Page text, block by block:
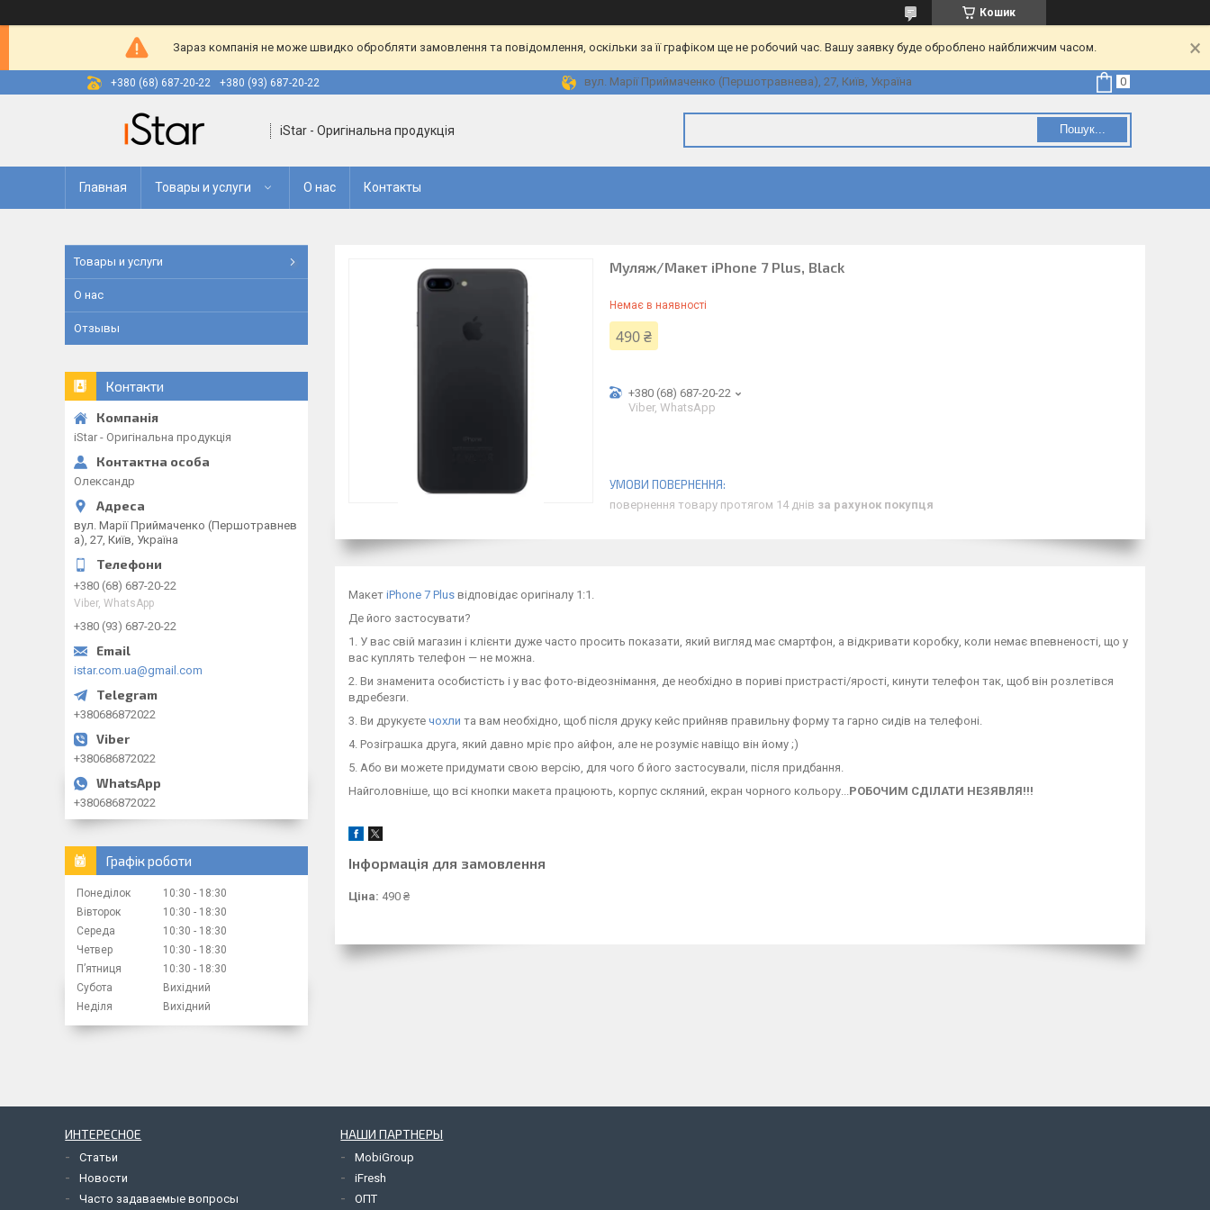
Кошик
Зараз компанія не може швидко обробляти замовлення та повідомлення, оскільки за її графіком ще не робочий час. Вашу заявку буде оброблено найближчим часом.
+380 (68) 687-20-22 +380 (93) 687-20-22 вул. Марії Приймаченко (Першотравнева), 27, Київ, Україна
iStar - Оригінальна продукція Пошук...
Главная Товары и услуги О нас Контакты
Муляж/Макет iPhone 7 Plus, Black
Немає в наявності
490 ₴
+380 (68) 687-20-22
Viber, WhatsApp
повернення товару протягом 14 днів за рахунок покупця
Макет iPhone 7 Plus відповідає оригіналу 1:1.
Де його застосувати?
1. У вас свій магазин і клієнти дуже часто просить показати, який вигляд має смартфон, а відкривати коробку, коли немає впевненості, що у
вас куплять телефон — не можна.
2. Ви знаменита особистість і у вас фото-відеознімання, де необхідно в пориві пристрасті/ярості, кинути телефон так, щоб він розлетівся
вдребезги.
3. Ви друкуєте чохли та вам необхідно, щоб після друку кейс прийняв правильну форму та гарно сидів на телефоні.
4. Розіграшка друга, який давно мріє про айфон, але не розуміє навіщо він йому ;)
5. Або ви можете придумати свою версію, для чого б його застосували, після придбання.
Найголовніше, що всі кнопки макета працюють, корпус скляний, екран чорного кольору...РОБОЧИМ СДІЛАТИ НЕЗЯВЛЯ!!!
Інформація для замовлення
Ціна: 490 ₴
Товары и услуги
О нас
Отзывы
Контакти
iStar - Оригінальна продукція
Олександр
вул. Марії Приймаченко (Першотравнев
а), 27, Київ, Україна
+380 (68) 687-20-22
Viber, WhatsApp
+380 (93) 687-20-22
istar.com.ua@gmail.com
+380686872022
+380686872022
+380686872022
Графік роботи
Понеділок 10:30
18:30
Вівторок
10:30
18:30
Середа
10:30
18:30
Четвер
10:30
18:30
Пʼятниця
10:30
18:30
Субота
Вихідний
Неділя
Вихідний
ИНТЕРЕСНОЕ
Статьи
Новости
Часто задаваемые вопросы
НАШИ ПАРТНЕРЫ
MobiGroup
iFresh
ОПТ